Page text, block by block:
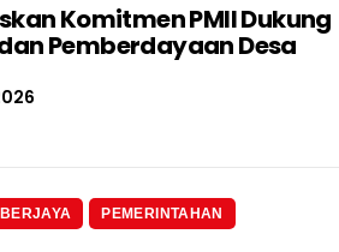
Komitmen PMII Dukung
Pemberdayaan Desa
PEMERINTAHAN